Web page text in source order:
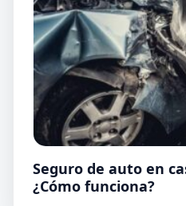
Seguro de auto en
¿Cómo funciona?